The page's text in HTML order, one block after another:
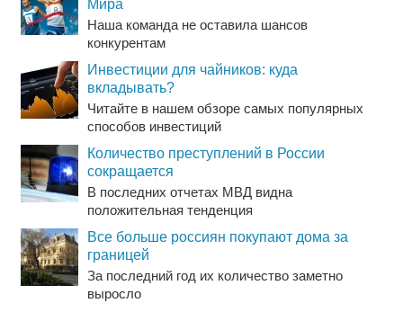
Мира
Наша команда не оставила шансов
конкурентам
Инвестиции для чайников: куда
вкладывать?
Читайте в нашем обзоре самых популярных
способов инвестиций
Количество преступлений в России
сокращается
В последних отчетах МВД видна
положительная тенденция
Все больше россиян покупают дома за
границей
За последний год их количество заметно
выросло